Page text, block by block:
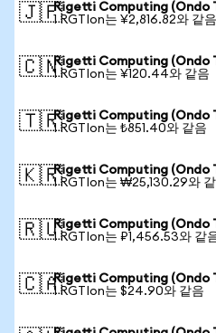
🇯🇵Rigetti Computing (Ondo
1 RGTIon는 ¥2,816.82와 같음
🇨🇳Rigetti Computing (Ondo
1 RGTIon는 ¥120.44와 같음
🇹🇷Rigetti Computing (Ondo
1 RGTIon는 ₺851.40와 같음
🇰🇷Rigetti Computing (Ondo
1 RGTIon는 ₩25,130.29와
🇷🇺Rigetti Computing (Ondo
1 RGTIon는 ₽1,456.53와 같
🇨🇦Rigetti Computing (Ondo
1 RGTIon는 $24.90와 같음